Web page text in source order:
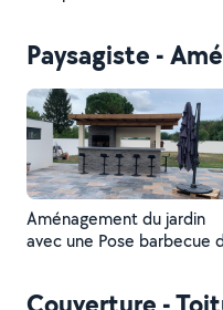
Paysagiste -
Aménagement du jardin
avec une Pose barbecue